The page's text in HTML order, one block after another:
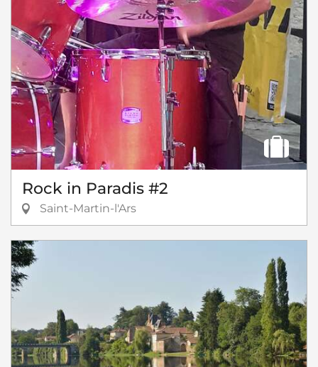
Rock in Paradis #2
Saint-Martin-l'Ars